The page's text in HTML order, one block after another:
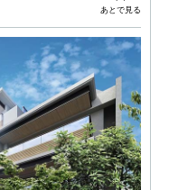
あとで見る